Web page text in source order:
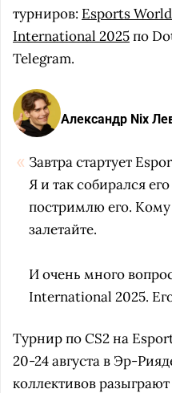
турниров: Esports
International 2025по
Telegram.
Александр Nix
Завтра стартует
Я и так собирался
постримлю его.
залетайте.
И очень много
International 2025.
Турнир по CS2 на
20-24 августа в Эр-
коллективов